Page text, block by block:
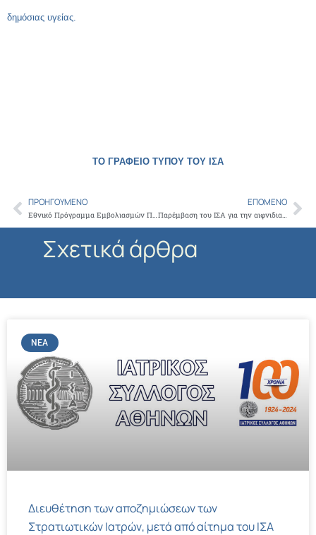
δημόσιας υγείας.
ΤΟ ΓΡΑΦΕΙΟ ΤΥΠΟΥ ΤΟΥ ΙΣΑ
Prev
ΠΡΟΗΓΟΎΜΕΝΟ
Εθνικό Πρόγραμμα Εμβολιασμών Παίδων και Εφήβων 2023
ΕΠΌΜΕΝΟ
Παρέμβαση του ΙΣΑ για την αιφνιδιαστική απομάκρυνση ιατρών από το ΕΣΥ
Σχετικά άρθρα
ΝΈΑ
Διευθέτηση των αποζημιώσεων των
Στρατιωτικών Ιατρών, μετά από αίτημα του ΙΣΑ